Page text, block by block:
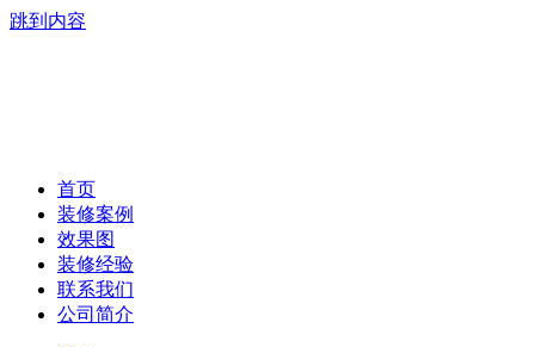
跳到内容
首页
装修案例
效果图
装修经验
联系我们
公司简介